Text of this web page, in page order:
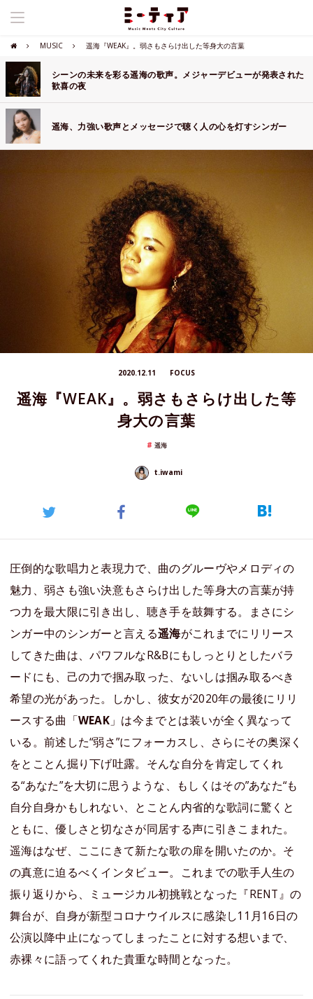
MUSIC 遥海『WEAK』。弱さもさらけ出した等身大の言葉
シーンの未来を彩る遥海の歌声。メジャーデビューが発表された
歓喜の夜
遥海、力強い歌声とメッセージで聴く人の心を灯すシンガー
2020.12.11 FOCUS
遥海『WEAK』。弱さもさらけ出した等
身大の言葉
遥海
t.iwami
圧倒的な歌唱力と表現力で、曲のグルーヴやメロディの
魅力、弱さも強い決意もさらけ出した等身大の言葉が持
つ力を最大限に引き出し、聴き手を鼓舞する。まさにシ
ンガー中のシンガーと言える遥海がこれまでにリリース
してきた曲は、パワフルなR&Bにもしっとりとしたバラ
ードにも、己の力で掴み取った、ないしは掴み取るべき
希望の光があった。しかし、彼女が2020年の最後にリリ
ースする曲「WEAK 」は今までとは装いが全く異なって
いる。前述した“弱さ”にフォーカスし、さらにその奥深く
をとことん掘り下げ吐露。そんな自分を肯定してくれ
る“あなた”を大切に思うような、もしくはその”あなた“も
自分自身かもしれない、とことん内省的な歌詞に驚くと
ともに、優しさと切なさが同居する声に引きこまれた。
遥海はなぜ、ここにきて新たな歌の扉を開いたのか。そ
の真意に迫るべくインタビュー。これまでの歌手人生の
振り返りから、ミュージカル初挑戦となった『RENT』の
舞台が、自身が新型コロナウイルスに感染し11月16日の
公演以降中止になってしまったことに対する想いまで、
赤裸々に語ってくれた貴重な時間となった。